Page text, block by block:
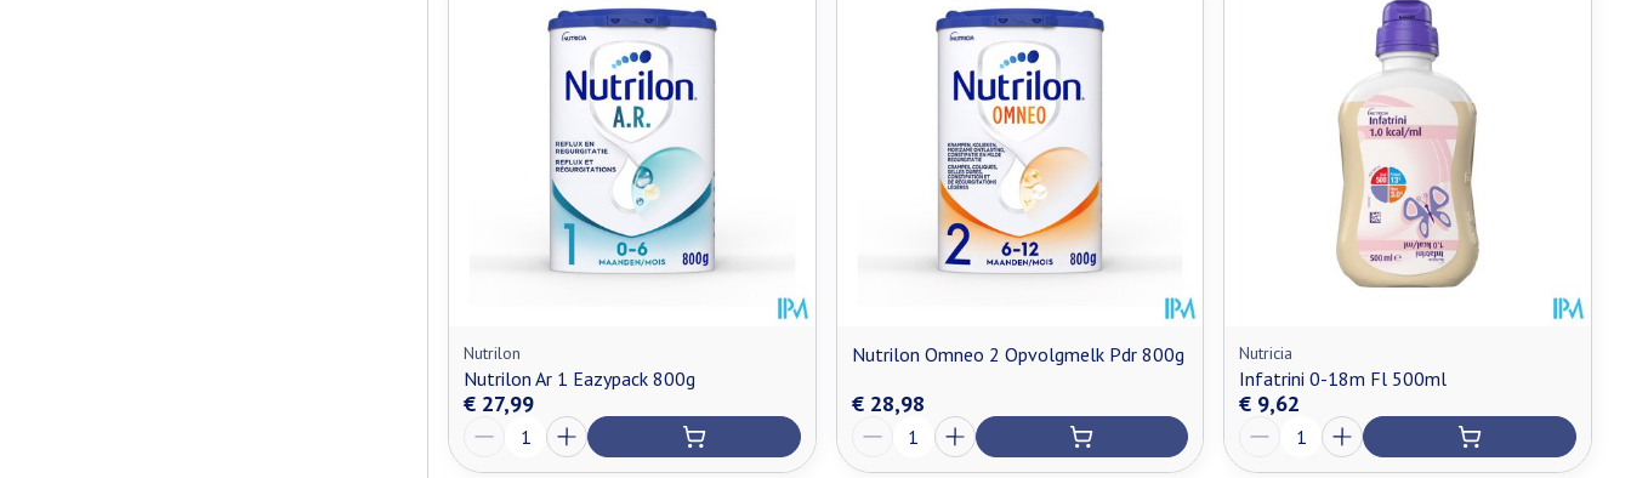
Nutrilon
Nutrilon Ar 1 Eazypack 800g
€ 27,99
Nutrilon Omneo 2 Opvolgmelk Pdr 800g
€ 28,98
Aantal
Nutricia
Infatrini 0-18m Fl 500ml
€ 9,62
Aantal